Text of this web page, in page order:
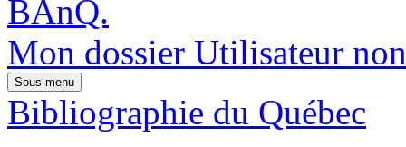
Mon dossier Utilisateur
Sous-menu
Bibliographie du Québec